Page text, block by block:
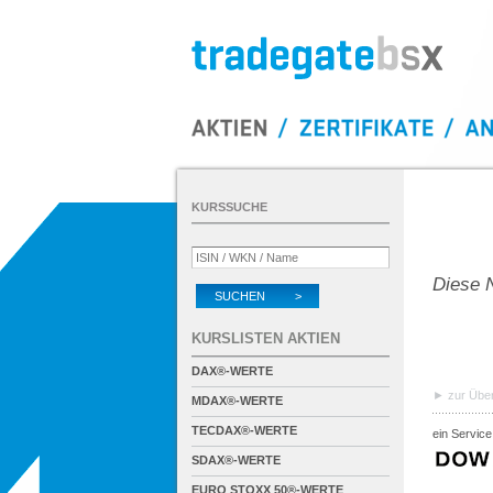
Diese
zur
ein
KURSSUCHE
SUCHEN >
KURSLISTEN AKTIEN
DAX®-WERTE
MDAX®-WERTE
TECDAX®-WERTE
SDAX®-WERTE
EURO STOXX 50®-WERTE